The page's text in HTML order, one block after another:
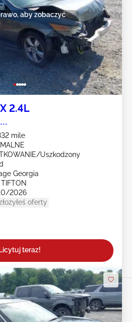
aby zobaczyć
2.4L
mile
Uszkodzony
Georgia
2026
oferty
Licytuj teraz!